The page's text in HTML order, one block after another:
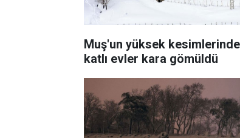
Muş'un yüksek
katlı evler kara gömüldü